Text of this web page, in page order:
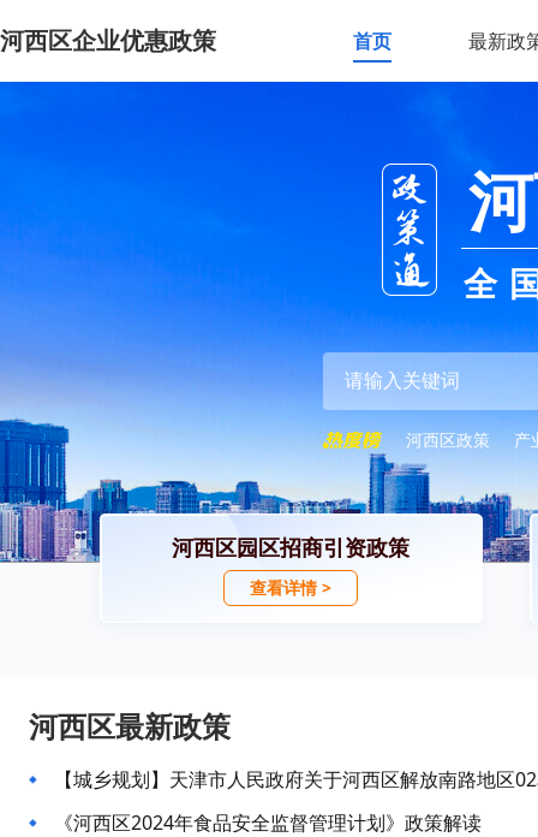
河西区企业优惠政策 首页 最新政
全
河西区政策 产
河西区园区招商引资政策
查看详情 >
河西区最新政策
《河西区2024年食品安全监督管理计划》政策解读